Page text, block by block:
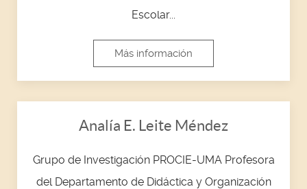
Escolar...
Más información
Analía E. Leite Méndez
Grupo de Investigación PROCIE-UMA Profesora
del Departamento de Didáctica y Organización